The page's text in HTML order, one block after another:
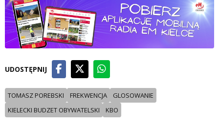
UDOSTĘPNIJ
TOMASZ POREBSKI FREKWENCJA
GLOSOWANIE
KIELECKI BUDZET OBYWATELSKI
KBO